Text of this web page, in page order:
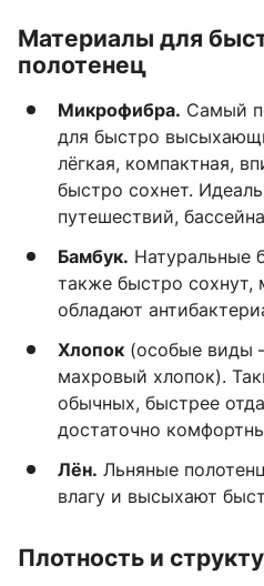
Материалы для
полотенец
Микрофибра. Самый
для быстро
лёгкая, компактная,
быстро сохнет.
путешествий,
Бамбук. Натуральные
также быстро сохнут,
обладают
Хлопок (особые виды
махровый хлопок).
обычных, быстрее
достаточно
Лён. Льняные
влагу и высыхают
Плотность и